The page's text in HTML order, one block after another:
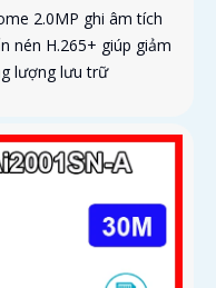
2.0MP ghi âm tích
nén H.265+ giúp giảm
lượng lưu trữ